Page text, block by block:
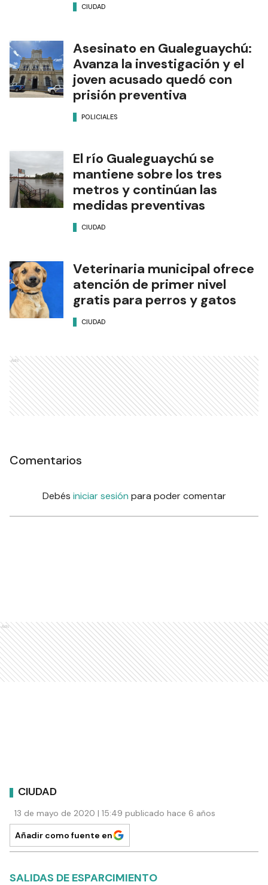
CIUDAD
Asesinato en Gualeguaychú:
Avanza la investigación y el
joven acusado quedó con
prisión preventiva
POLICIALES
El río Gualeguaychú se
mantiene sobre los tres
metros y continúan las
medidas preventivas
CIUDAD
Veterinaria municipal ofrece
atención de primer nivel
gratis para perros y gatos
CIUDAD
Ads
Comentarios
Debés iniciar sesión para poder comentar
Ads
CIUDAD
13 de mayo de 2020 | 15:49 publicado hace 6 años
Añadir como fuente en
SALIDAS DE ESPARCIMIENTO